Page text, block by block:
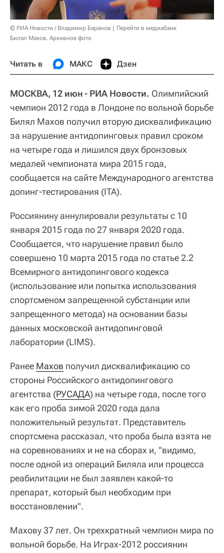
© РИА Новости / Владимир Баранов
Перейти в медиабанк
Билял Махов. Архивное фото
Читать в МАКС Дзен
МОСКВА, 12 июн - РИА Новости. Олимпийский
чемпион 2012 года в Лондоне по вольной борьбе
Билял Махов получил вторую дисквалификацию
за нарушение антидопинговых правил сроком
на четыре года и лишился двух бронзовых
медалей чемпионата мира 2015 года,
сообщается на сайте Международного агентства
допинг-тестирования (ITA).
Россиянину аннулировали результаты с 10
января 2015 года по 27 января 2020 года.
Сообщается, что нарушение правил было
совершено 10 марта 2015 года по статье 2.2
Всемирного антидопингового кодекса
(использование или попытка использования
спортсменом запрещенной субстанции или
запрещенного метода) на основании базы
данных московской антидопинговой
лаборатории (LIMS).
Ранее Махов получил дисквалификацию со
стороны Российского антидопингового
агентства (РУСАДА) на четыре года, после того
как его проба зимой 2020 года дала
положительный результат. Представитель
спортсмена рассказал, что проба была взята не
на соревнованиях и не на сборах и, "видимо,
после одной из операций Биляла или процесса
реабилитации не был заявлен какой-то
препарат, который был необходим при
восстановлении".
Махову 37 лет. Он трехкратный чемпион мира по
вольной борьбе. На Играх-2012 россиянин